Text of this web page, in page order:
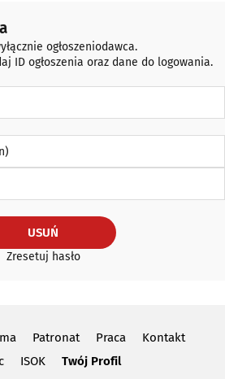
ogłoszeniodawca.
ID ogłoszenia oraz dane do logowania.
USUŃ
Zresetuj hasło
Patronat Praca
Kontakt
ISOK Twój Profil